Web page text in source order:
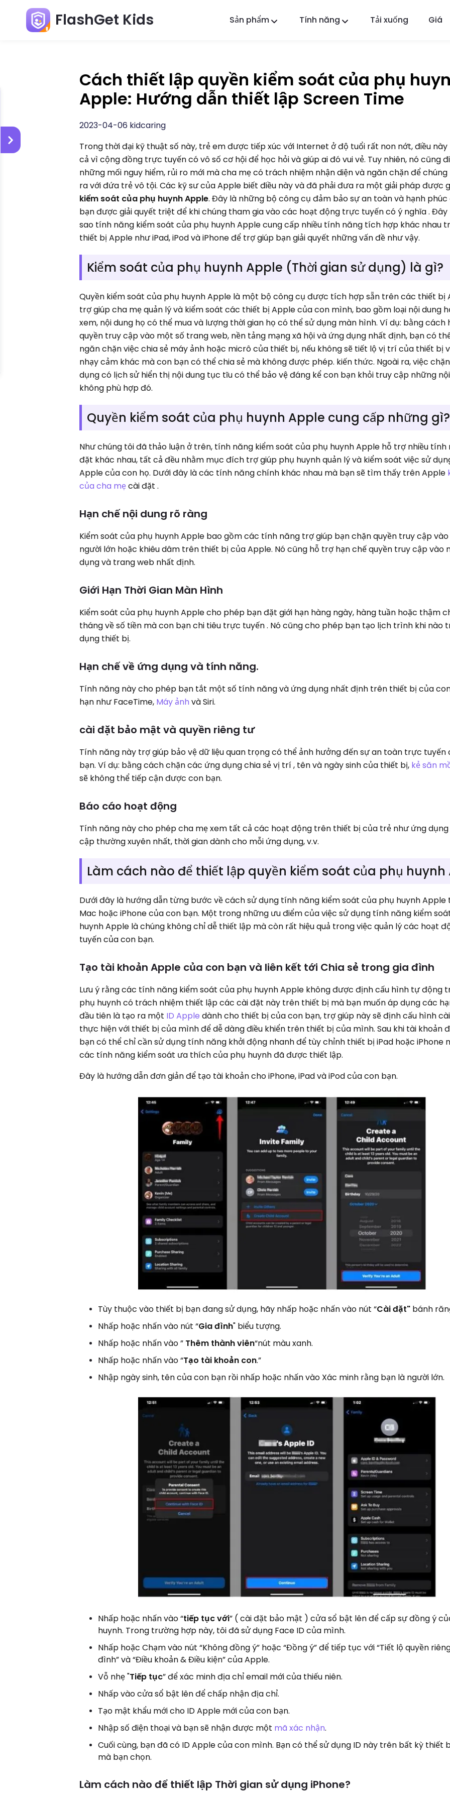
FlashGet Kids Sản phẩm
FlashGet Finder
An toàn chống trộm của điện thoại bạn, trách
nhiệm của chúng tôi.
Tính năng Tải xuống Giá
Cách thiết lập quyền kiểm soát của phụ
Apple: Hướng dẫn thiết lập Screen Time
2023-04-06 kidcaring
Trong thời đại kỹ thuật số này, trẻ em được tiếp xúc với Internet ở độ tuổi rất non nớt, điều này
cả vì cộng đồng trực tuyến có vô số cơ hội để học hỏi và giúp ai đó vui vẻ. Tuy nhiên, nó cũng
những mối nguy hiểm, rủi ro mới mà cha mẹ có trách nhiệm nhận diện và ngăn chặn để chúng
ra với đứa trẻ vô tội. Các kỹ sư của Apple biết điều này và đã phải đưa ra một giải pháp được
kiểm soát của phụ huynh Apple. Đây là những bộ công cụ đảm bảo sự an toàn và hạnh
bạn được giải quyết triệt để khi chúng tham gia vào các hoạt động trực tuyến có ý nghĩa . Đây
sao tính năng kiểm soát của phụ huynh Apple cung cấp nhiều tính năng tích hợp khác nhau
thiết bị Apple như iPad, iPod và iPhone để trợ giúp bạn giải quyết những vấn đề như vậy.
Kiểm soát của phụ huynh Apple (Thời gian sử dụng) là gì?
Quyền kiểm soát của phụ huynh Apple là một bộ công cụ được tích hợp sẵn trên các thiết bị
trợ giúp cha mẹ quản lý và kiểm soát các thiết bị Apple của con mình, bao gồm loại nội dung
xem, nội dung họ có thể mua và lượng thời gian họ có thể sử dụng màn hình. Ví dụ: bằng cách
quyền truy cập vào một số trang web, nền tảng mạng xã hội và ứng dụng nhất định, bạn có
ngăn chặn việc chia sẻ máy ảnh hoặc micrô của thiết bị, nếu không sẽ tiết lộ vị trí của thiết bị
nhạy cảm khác mà con bạn có thể chia sẻ mà không được phép. kiến thức. Ngoài ra, việc
dụng có lịch sử hiển thị nội dung tục tĩu có thể bảo vệ đáng kể con bạn khỏi truy cập những
không phù hợp đó.
Quyền kiểm soát của phụ huynh Apple cung cấp những gì?
Như chúng tôi đã thảo luận ở trên, tính năng kiểm soát của phụ huynh Apple hỗ trợ nhiều tính
đặt khác nhau, tất cả đều nhằm mục đích trợ giúp phụ huynh quản lý và kiểm soát việc sử
Apple của con họ. Dưới đây là các tính năng chính khác nhau mà bạn sẽ tìm thấy trên Apple
của cha mẹcài đặt .
Hạn chế nội dung rõ ràng
Kiểm soát của phụ huynh Apple bao gồm các tính năng trợ giúp bạn chặn quyền truy cập vào
người lớn hoặc khiêu dâm trên thiết bị của Apple. Nó cũng hỗ trợ hạn chế quyền truy cập vào
dụng và trang web nhất định.
Giới Hạn Thời Gian Màn Hình
Kiểm soát của phụ huynh Apple cho phép bạn đặt giới hạn hàng ngày, hàng tuần hoặc thậm
tháng về số tiền mà con bạn chi tiêu trực tuyến . Nó cũng cho phép bạn tạo lịch trình khi nào
dụng thiết bị.
Hạn chế về ứng dụng và tính năng.
Tính năng này cho phép bạn tắt một số tính năng và ứng dụng nhất định trên thiết bị của
hạn như FaceTime, Máy ảnh và Siri.
cài đặt bảo mật và quyền riêng tư
Tính năng này trợ giúp bảo vệ dữ liệu quan trọng có thể ảnh hưởng đến sự an toàn trực tuyến
bạn. Ví dụ: bằng cách chặn các ứng dụng chia sẻ vị trí , tên và ngày sinh của thiết bị, kẻ săn
sẽ không thể tiếp cận được con bạn.
Báo cáo hoạt động
Tính năng này cho phép cha mẹ xem tất cả các hoạt động trên thiết bị của trẻ như ứng
cập thường xuyên nhất, thời gian dành cho mỗi ứng dụng, v.v.
Làm cách nào để thiết lập quyền kiểm soát của phụ huynh
Dưới đây là hướng dẫn từng bước về cách sử dụng tính năng kiểm soát của phụ huynh Apple
Mac hoặc iPhone của con bạn. Một trong những ưu điểm của việc sử dụng tính năng kiểm
huynh Apple là chúng không chỉ dễ thiết lập mà còn rất hiệu quả trong việc quản lý các hoạt
tuyến của con bạn.
Tạo tài khoản Apple của con bạn và liên kết tới Chia sẻ trong gia đình
Lưu ý rằng các tính năng kiểm soát của phụ huynh Apple không được định cấu hình tự động
phụ huynh có trách nhiệm thiết lập các cài đặt này trên thiết bị mà bạn muốn áp dụng các
đầu tiên là tạo ra một ID Apple dành cho thiết bị của con bạn, trợ giúp này sẽ định cấu hình
thực hiện với thiết bị của mình để dễ dàng điều khiển trên thiết bị của mình. Sau khi tài khoản
bạn có thể chỉ cần sử dụng tính năng khởi động nhanh để tùy chỉnh thiết bị iPad hoặc iPhone
các tính năng kiểm soát ưa thích của phụ huynh đã được thiết lập.
Đây là hướng dẫn đơn giản để tạo tài khoản cho iPhone, iPad và iPod của con bạn.
Tùy thuộc vào thiết bị bạn đang sử dụng, hãy nhấp hoặc nhấn vào nút “Cài đặt" bánh
Nhấp hoặc nhấn vào nút “Gia đình" biểu tượng.
Nhấp hoặc nhấn vào ” Thêm thành viên“nút màu xanh.
Nhấp hoặc nhấn vào “Tạo tài khoản con.”
Nhập ngày sinh, tên của con bạn rồi nhấp hoặc nhấn vào Xác minh rằng bạn là người lớn.
Nhấp hoặc nhấn vào “tiếp tục với” ( cài đặt bảo mật ) cửa sổ bật lên để cấp sự đồng ý
huynh. Trong trường hợp này, tôi đã sử dụng Face ID của mình.
Nhấp hoặc Chạm vào nút “Không đồng ý” hoặc “Đồng ý” để tiếp tục với “Tiết lộ quyền
đình” và “Điều khoản & Điều kiện” của Apple.
Vỗ nhẹ "Tiếp tục” để xác minh địa chỉ email mới của thiếu niên.
Nhấp vào cửa sổ bật lên để chấp nhận địa chỉ.
Tạo mật khẩu mới cho ID Apple mới của con bạn.
Nhập số điện thoại và bạn sẽ nhận được một mã xác nhận.
Cuối cùng, bạn đã có ID Apple của con mình. Bạn có thể sử dụng ID này trên bất kỳ thiết
mà bạn chọn.
Làm cách nào để thiết lập Thời gian sử dụng iPhone?